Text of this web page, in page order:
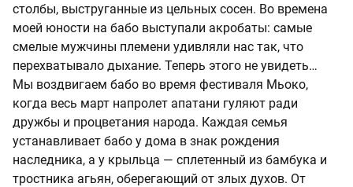
столбы, выструганные из цельных сосен. Во времена
моей юности на бабо выступали акробаты: самые
смелые мужчины племени удивляли нас так, что
перехватывало дыхание. Теперь этого не увидеть…
Мы воздвигаем бабо во время фестиваля Мьоко,
когда весь март напролет апатани гуляют ради
дружбы и процветания народа. Каждая семья
устанавливает бабо у дома в знак рождения
наследника, а у крыльца — сплетенный из бамбука и
тростника агьян, оберегающий от злых духов. От